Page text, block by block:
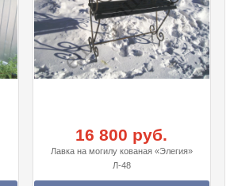
16 800 руб.
Лавка на могилу кованая «Элегия»
Л-48